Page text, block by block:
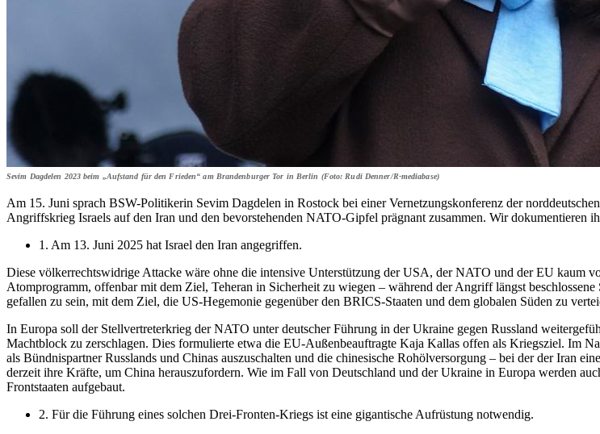
Sevim Dagdelen 2023 beim „Aufstand für den Frieden“ am Brandenburger Tor in Berlin (Foto: Rudi Denner/R-mediabase)
Am 15. Juni sprach BSW-Politikerin Sevim Dagdelen in Rostock bei einer Vernetzungskonferenz der
Angriffskrieg Israels auf den Iran und den bevorstehenden NATO-Gipfel prägnant zusammen. Wir dokumentieren
1. Am 13. Juni 2025 hat Israel den Iran angegriffen.
Diese völkerrechtswidrige Attacke wäre ohne die intensive Unterstützung der USA, der NATO und der EU kaum
Atomprogramm, offenbar mit dem Ziel, Teheran in Sicherheit zu wiegen – während der Angriff längst
gefallen zu sein, mit dem Ziel, die US-Hegemonie gegenüber den BRICS-Staaten und dem globalen Süden zu
In Europa soll der Stellvertreterkrieg der NATO unter deutscher Führung in der Ukraine gegen Russland
Machtblock zu zerschlagen. Dies formulierte etwa die EU-Außenbeauftragte Kaja Kallas offen als Kriegsziel. Im
als Bündnispartner Russlands und Chinas auszuschalten und die chinesische Rohölversorgung – bei der der Iran
derzeit ihre Kräfte, um China herauszufordern. Wie im Fall von Deutschland und der Ukraine in Europa werden
Frontstaaten aufgebaut.
2. Für die Führung eines solchen Drei-Fronten-Kriegs ist eine gigantische Aufrüstung notwendig.